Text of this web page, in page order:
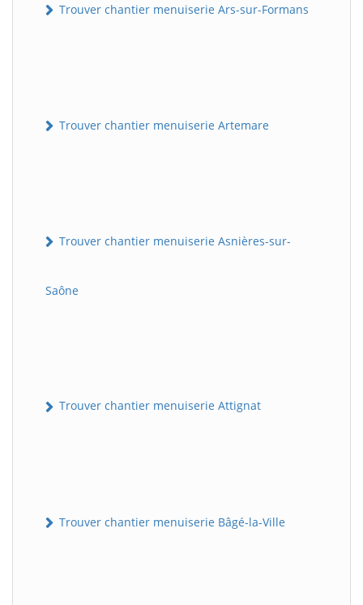
Trouver chantier menuiserie Ars-sur-Formans
Trouver chantier menuiserie Artemare
Trouver chantier menuiserie Asnières-sur-
Saône
Trouver chantier menuiserie Attignat
Trouver chantier menuiserie Bâgé-la-Ville